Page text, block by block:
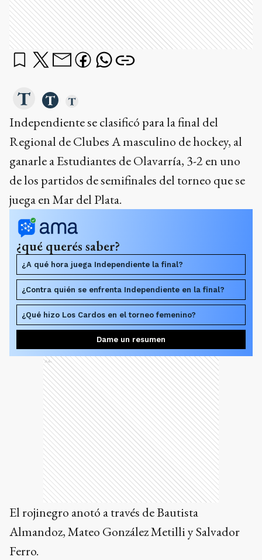
Independiente se clasificó para la final del
Regional de Clubes A masculino de hockey, al
ganarle a Estudiantes de Olavarría, 3-2 en uno
de los partidos de semifinales del torneo que se
juega en Mar del Plata.
¿qué querés saber?
¿A qué hora juega Independiente la final?
¿Contra quién se enfrenta Independiente en la final?
¿Qué hizo Los Cardos en el torneo femenino?
Dame un resumen
Ads
El rojinegro anotó a través de Bautista
Almandoz, Mateo González Metilli y Salvador
Ferro.